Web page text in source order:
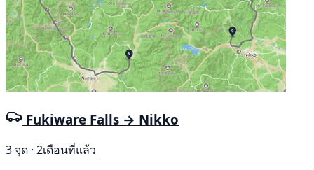
Fukiware Falls → Nikko
3 จุด · 2เดือนที่แล้ว